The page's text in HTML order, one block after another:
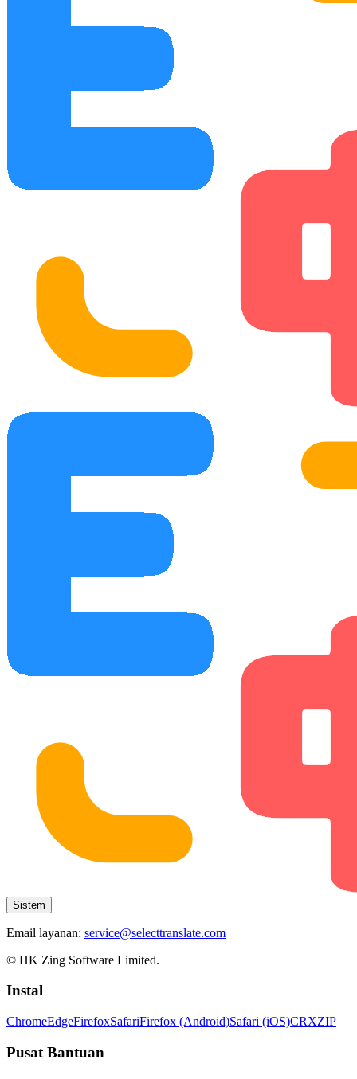
Sistem
Email layanan: service@selecttranslate.com
© HK Zing Software Limited.
Instal
ChromeEdgeFirefoxSafariFirefox (Android)Safari (iOS)CRXZIP
Pusat Bantuan